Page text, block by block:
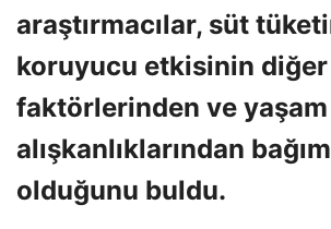
araştırmacılar, süt
koruyucu etkisinin
faktörlerinden ve yaşam
alışkanlıklarından
olduğunu buldu.